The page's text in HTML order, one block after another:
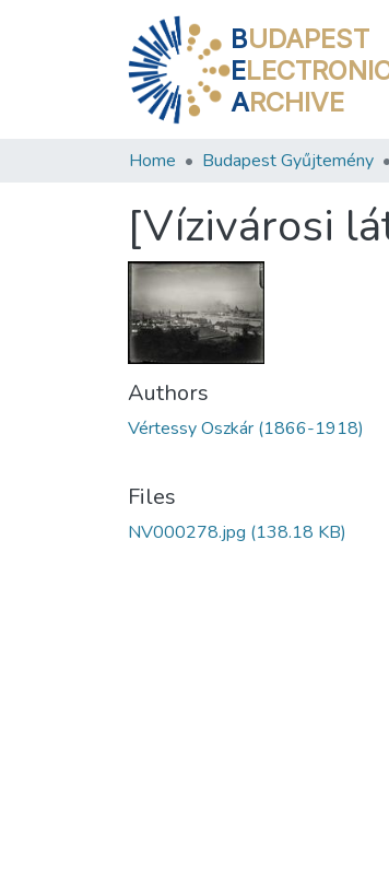
BUDAPEST
E
ARCHIVE
Home Budapest Gyűjtemény
[Vízivárosi
Authors
Vértessy Oszkár (1866-1918)
Files
NV000278.jpg (138.18 KB)